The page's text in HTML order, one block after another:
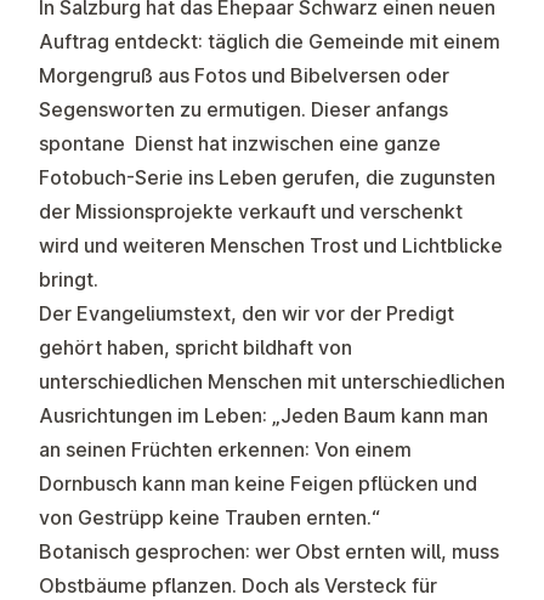
In Salzburg hat das Ehepaar Schwarz einen neuen
Auftrag entdeckt: täglich die Gemeinde mit einem
Morgengruß aus Fotos und Bibelversen oder
Segensworten zu ermutigen. Dieser anfangs
spontane Dienst hat inzwischen eine ganze
Fotobuch-Serie ins Leben gerufen, die zugunsten
der Missionsprojekte verkauft und verschenkt
wird und weiteren Menschen Trost und Lichtblicke
bringt.
Der Evangeliumstext, den wir vor der Predigt
gehört haben, spricht bildhaft von
unterschiedlichen Menschen mit unterschiedlichen
Ausrichtungen im Leben: „Jeden Baum kann man
an seinen Früchten erkennen: Von einem
Dornbusch kann man keine Feigen pflücken und
von Gestrüpp keine Trauben ernten.“
Botanisch gesprochen: wer Obst ernten will, muss
Obstbäume pflanzen. Doch als Versteck für